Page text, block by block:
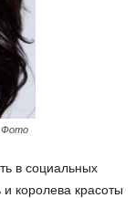
Фото
в социальных
королева красоты